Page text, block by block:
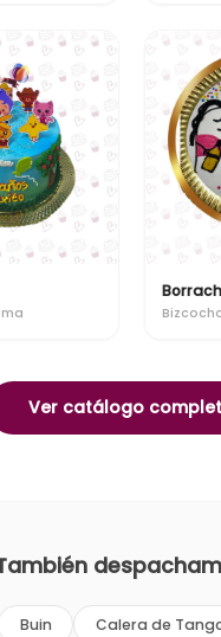
Ver catálogo
Buin Calera de